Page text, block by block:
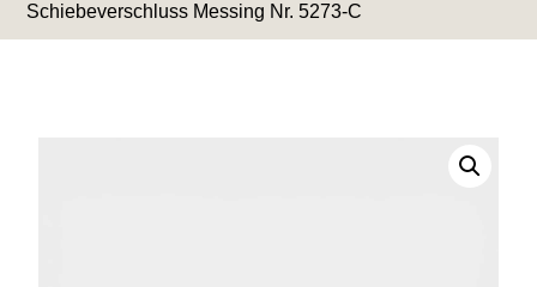
Schiebeverschluss Messing Nr. 5273-C